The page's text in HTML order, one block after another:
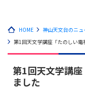
HOME
神山天文台のニュ
第1回天文学講座「たのしい電
第1回天文学講
ました